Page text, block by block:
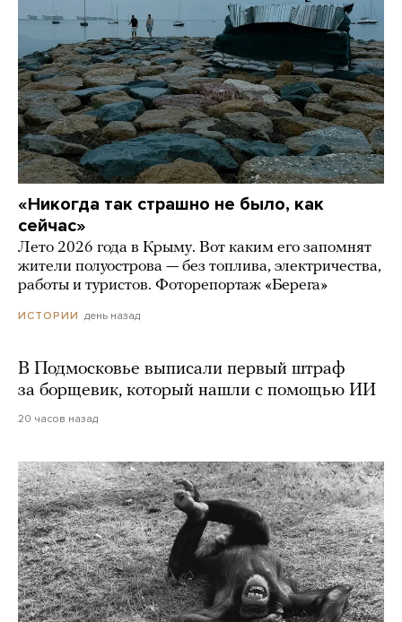
«Никогда так страшно не было, как
сейчас»
Лето 2026 года в Крыму. Вот каким его запомнят
жители полуострова — без топлива, электричества,
работы и туристов. Фоторепортаж «Берега»
ИСТОРИИ день назад
В Подмосковье выписали первый штраф
за борщевик, который нашли с помощью ИИ
20 часов назад